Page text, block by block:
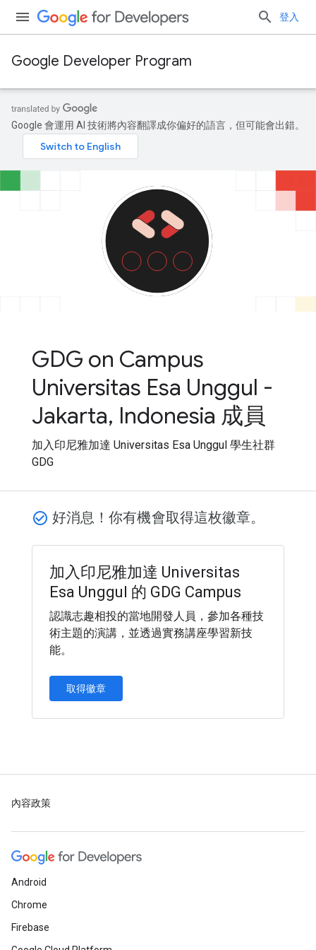
登入
Google Developer Program
Google 會運用 AI 技術將內容翻譯成你偏好的語言，但可能會出錯。
GDG on Campus
Universitas Esa Unggul -
Jakarta, Indonesia 成員
加入印尼雅加達 Universitas Esa Unggul 學生社群
GDG
check_circle_outline 好消息！你有機會取得這枚徽章。
加入印尼雅加達 Universitas
Esa Unggul 的 GDG Campus
認識志趣相投的當地開發人員，參加各種技
術主題的演講，並透過實務講座學習新技
能。
取得徽章
內容政策
Android
Chrome
Firebase